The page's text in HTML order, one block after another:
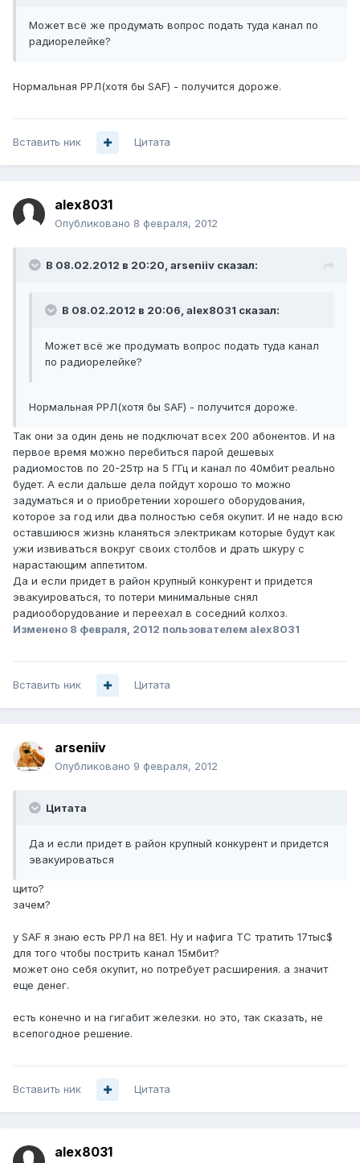
Может всё же продумать вопрос подать туда канал по
радиорелейке?
Нормальная РРЛ(хотя бы SAF) - получится дороже.
Вставить ник Цитата
alex8031
Опубликовано 8 февраля, 2012
В 08.02.2012 в 20:20, arseniiv сказал:
В 08.02.2012 в 20:06, alex8031 сказал:
Может всё же продумать вопрос подать туда канал
по радиорелейке?
Нормальная РРЛ(хотя бы SAF) - получится дороже.
Так они за один день не подключат всех 200 абонентов. И на
первое время можно перебиться парой дешевых
радиомостов по 20-25тр на 5 ГГц и канал по 40мбит реально
будет. А если дальше дела пойдут хорошо то можно
задуматься и о приобретении хорошего оборудования,
которое за год или два полностью себя окупит. И не надо всю
оставшиюся жизнь кланяться электрикам которые будут как
ужи извиваться вокруг своих столбов и драть шкуру с
нарастающим аппетитом.
Да и если придет в район крупный конкурент и придется
эвакуироваться, то потери минимальные снял
радиооборудование и переехал в соседний колхоз.
Изменено 8 февраля, 2012 пользователем alex8031
Вставить ник Цитата
arseniiv
Опубликовано 9 февраля, 2012
Цитата
Да и если придет в район крупный конкурент и придется
эвакуироваться
щито?
зачем?
у SAF я знаю есть РРЛ на 8Е1. Ну и нафига ТС тратить 17тыс$
для того чтобы пострить канал 15мбит?
может оно себя окупит, но потребует расширения. а значит
еще денег.
есть конечно и на гигабит железки. но это, так сказать, не
всепогодное решение.
Вставить ник Цитата
alex8031